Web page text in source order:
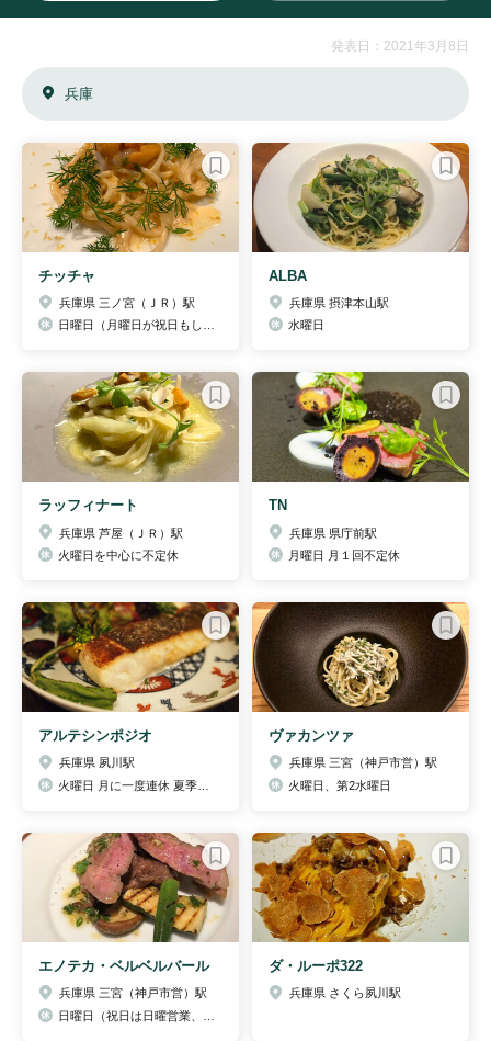
発表日：2021年3月8日
兵庫
チッチャ
兵庫県 三ノ宮（ＪＲ）駅
ALBA
兵庫県 摂津本山駅
水曜日
ラッフィナート
兵庫県 芦屋（ＪＲ）駅
火曜日を中心に不定休
TN
兵庫県 県庁前駅
月曜日 月１回不定休
アルテシンポジオ
兵庫県 夙川駅
ヴァカンツァ
兵庫県 三宮（神戸市営）駅
火曜日、第2水曜日
エノテカ・ベルベルバール
兵庫県 三宮（神戸市営）駅
ダ・ルーポ322
兵庫県 さくら夙川駅